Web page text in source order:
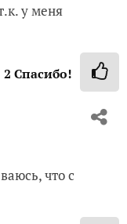
у меня
2 Спасибо!
что с